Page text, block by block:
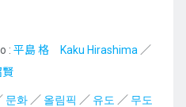
: 平島 格 Kaku Hirashima ／
賢
문화 ／ 올림픽 ／ 유도 ／ 무도